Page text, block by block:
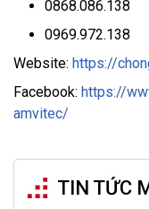
0868.086.138
0969.972.138
Website: https://
Facebook: https://
amvitec/
TIN TỨC